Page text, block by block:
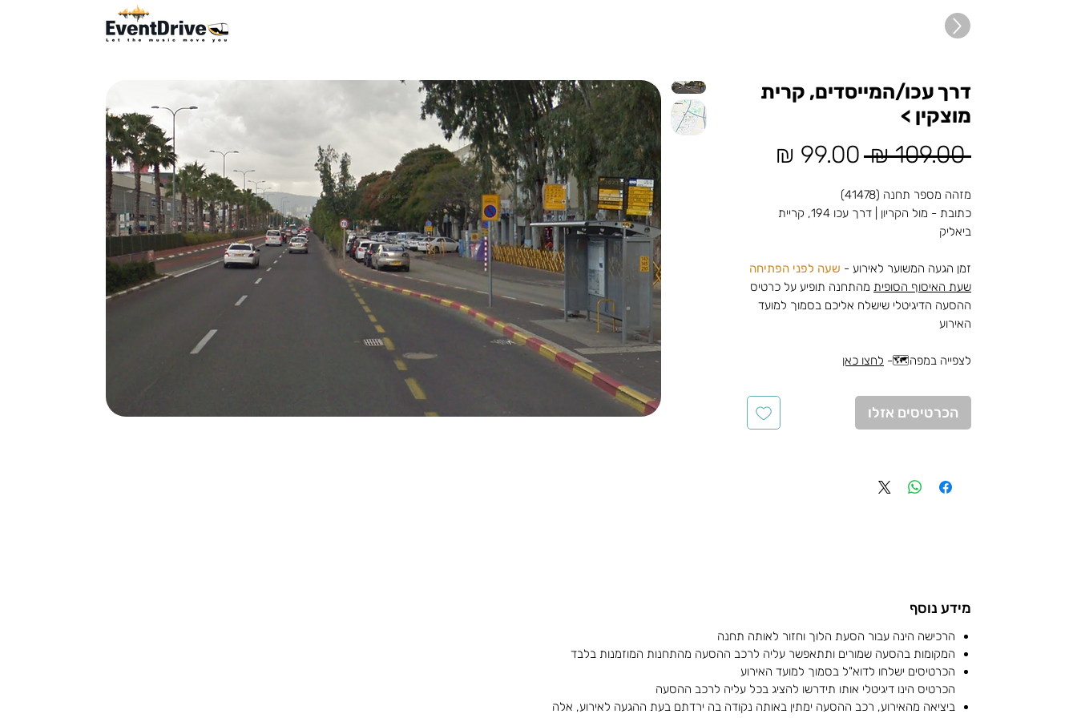
דרך עכו/המייסדים, קרית
מוצקין >
‏109.00 ‏₪
מחיר
רגיל
מזהה מספר תחנה (41478)
כתובת - מול הקריון | דרך עכו 194, קריית
ביאליק
זמן הגעה המשוער לאירוע - שעה לפני הפתיחה
שעת האיסוף הסופית מהתחנה תופיע על כרטיס
ההסעה הדיגיטלי שישלח אליכם בסמוך למועד
האירוע
לצפייה במפה🗺️- לחצו כאן
הכרטיסים אזלו
מידע נוסף
הרכישה הינה עבור הסעת הלוך וחזור לאותה תחנה
המקומות בהסעה שמורים ותתאפשר עליה לרכב ההסעה מהתחנות המוזמנות בלבד
הכרטיסים ישלחו לדוא"ל בסמוך למועד האירוע
הכרטיס הינו דיגיטלי אותו תידרשו להציג בכל עליה לרכב ההסעה
ביציאה מהאירוע, רכב ההסעה ימתין באותה נקודה בה ירדתם בעת ההגעה לאירוע, אלה